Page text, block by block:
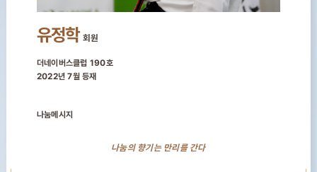
유정학 회원
더네이버스클럽 190호
2022년 7월 등재
나눔메시지
나눔의 향기는 만리를 간다